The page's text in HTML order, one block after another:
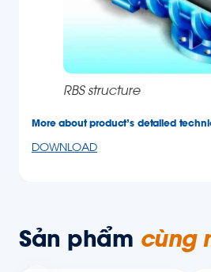
RBS structure
More about product’s detailed
DOWNLOAD
Sản phẩm cùng